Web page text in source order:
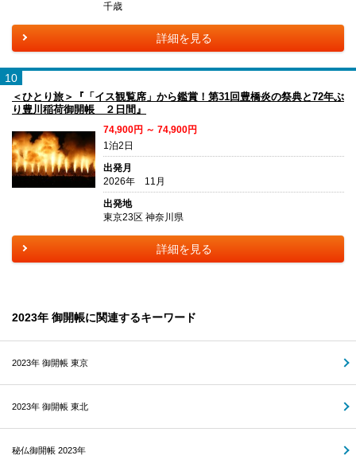
千歳
詳細を見る
10
＜ひとり旅＞『「イス観覧席」から鑑賞！第31回豊橋炎の祭典と72年ぶ
り豊川稲荷御開帳 ２日間』
74,900円 ～ 74,900円
1泊2日
出発月
2026年 11月
出発地
東京23区 神奈川県
詳細を見る
2023年 御開帳に関連するキーワード
2023年 御開帳 東京
2023年 御開帳 東北
秘仏御開帳 2023年